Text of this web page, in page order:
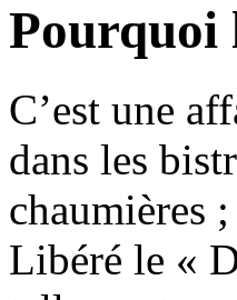
Pourquoi
C’est une
dans les
chaumières
Libéré le «